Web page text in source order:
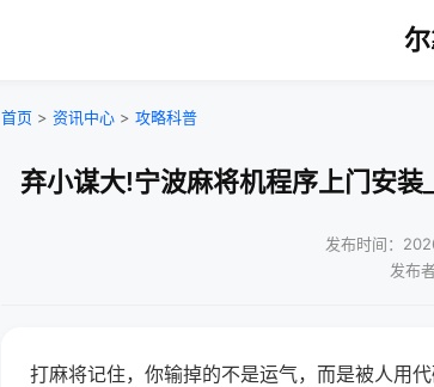
首页 > 资讯中心 > 攻略科普
弃小谋大!宁波麻将机程序上门安
发布时间：
发布
打麻将记住，你输掉的不是运气，而是被人用